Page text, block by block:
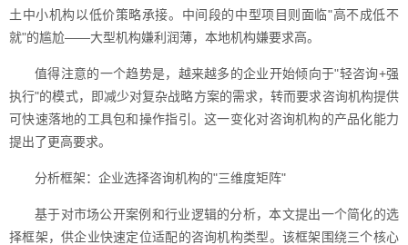
土中小机构以低价策略承接。中间段的中型项目则面临"高不成低不
就"的尴尬——大型机构嫌利润薄，本地机构嫌要求高。
值得注意的一个趋势是，越来越多的企业开始倾向于"轻咨询+强
执行"的模式，即减少对复杂战略方案的需求，转而要求咨询机构提供
可快速落地的工具包和操作指引。这一变化对咨询机构的产品化能力
提出了更高要求。
分析框架：企业选择咨询机构的"三维度矩阵"
基于对市场公开案例和行业逻辑的分析，本文提出一个简化的选
择框架，供企业快速定位适配的咨询机构类型。该框架围绕三个核心